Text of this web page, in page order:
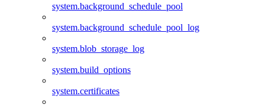
system.background_schedule_pool
system.background_schedule_pool_log
system.blob_storage_log
system.build_options
system.certificates